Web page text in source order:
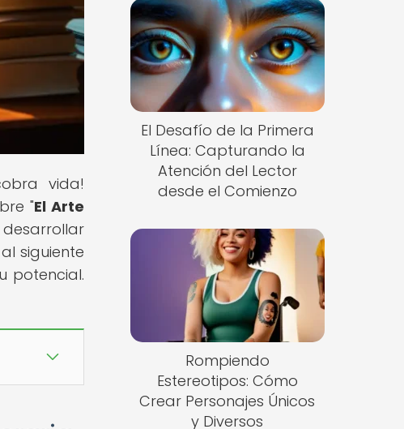
vida!
"El Arte
desarrollar
siguiente
potencial.
El Desafío de la Primera
Línea: Capturando la
Atención del Lector
desde el Comienzo
Rompiendo
Estereotipos: Cómo
Crear Personajes Únicos
y Diversos